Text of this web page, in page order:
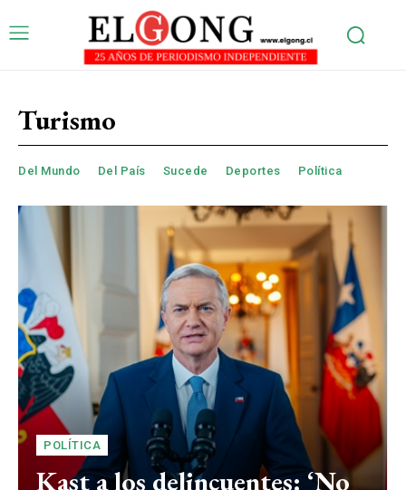
Turismo
Del Mundo Del País Sucede Deportes Política
POLÍTICA
Kast a los delincuentes: ‘No